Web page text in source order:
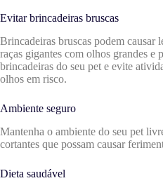
Evitar brincadeiras bruscas
Brincadeiras bruscas podem causar
raças gigantes com olhos grandes e
brincadeiras do seu pet e evite
olhos em risco.
Ambiente seguro
Mantenha o ambiente do seu pet
cortantes que possam causar
Dieta saudável